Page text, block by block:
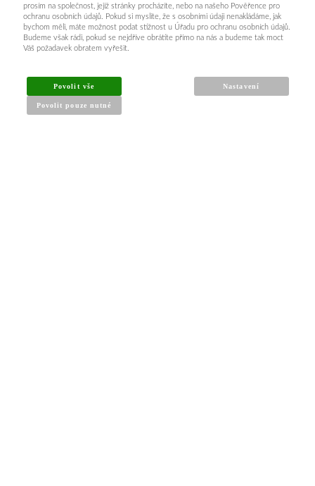
prosím na společnost, jejíž stránky procházíte, nebo na našeho Pověřence pro
ochranu osobních údajů. Pokud si myslíte, že s osobními údaji nenakládáme, jak
bychom měli, máte možnost podat stížnost u Úřadu pro ochranu osobních údajů.
Budeme však rádi, pokud se nejdříve obrátíte přímo na nás a budeme tak moct
Váš požadavek obratem vyřešit.
Povolit vše
Povolit pouze nutné
Nastavení